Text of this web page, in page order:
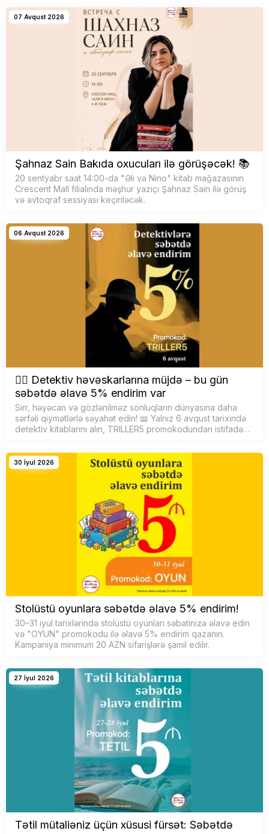
07 Avqust 2026
Şahnaz Sain Bakıda oxucuları ilə görüşəcək! 📚
20 sentyabr saat 14:00-da "Əli və Nino" kitab mağazasının
Crescent Mall filialında məşhur yazıçı Şahnaz Sain ilə görüş
və avtoqraf sessiyası keçiriləcək.
06 Avqust 2026
🕵️‍♂️ Detektiv həvəskarlarına müjdə – bu gün
səbətdə əlavə 5% endirim var
Sirr, həyəcan və gözlənilməz sonluqların dünyasına daha
sərfəli qiymətlərlə səyahət edin! 📖 Yalnız 6 avqust tarixində
detektiv kitablarını alın, TRILLER5 promokodundan istifadə
30 İyul 2026
Stolüstü oyunlara səbətdə əlavə 5% endirim!
30–31 iyul tarixlərində stolüstü oyunları səbətinizə əlavə edin
və "OYUN" promokodu ilə əlavə 5% endirim qazanın.
Kampaniya minimum 20 AZN sifarişlərə şamil edilir.
27 İyul 2026
Tətil mütaliəniz üçün xüsusi fürsət: Səbətdə